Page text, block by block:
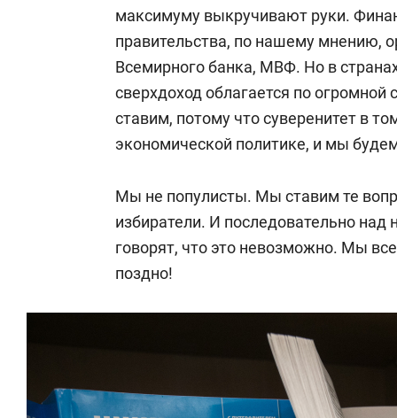
максимуму выкручивают руки.
правительства, по нашему мнению,
Всемирного банка, МВФ. Но в
сверхдоход облагается по
ставим, потому что суверенитет в
экономической политике, и мы
Мы не популисты. Мы ставим те
избиратели. И последовательно
говорят, что это невозможно. Мы
поздно!